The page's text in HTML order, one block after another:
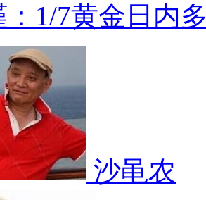
：1/7黄金日内
沙黾农